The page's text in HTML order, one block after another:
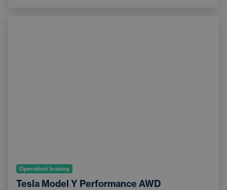
Operativní leasing
Tesla Model Y Performance AWD